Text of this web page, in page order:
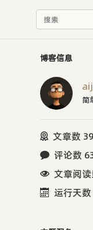
博客信息
简
文章数
评论数
文章阅
运行天